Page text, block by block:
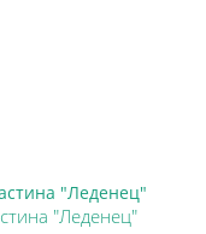
"Леденец"